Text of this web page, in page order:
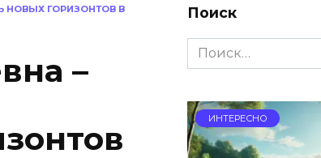
НОВЫХ ГОРИЗОНТОВ В
–
Поиск
Search
for:
ИНТЕРЕСНО